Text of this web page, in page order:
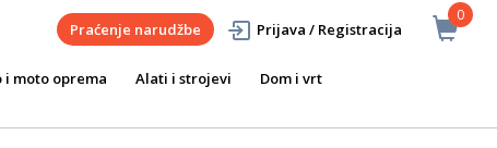
0
Praćenje narudžbe Prijava / Registracija
i moto oprema Alati i strojevi
Dom i vrt